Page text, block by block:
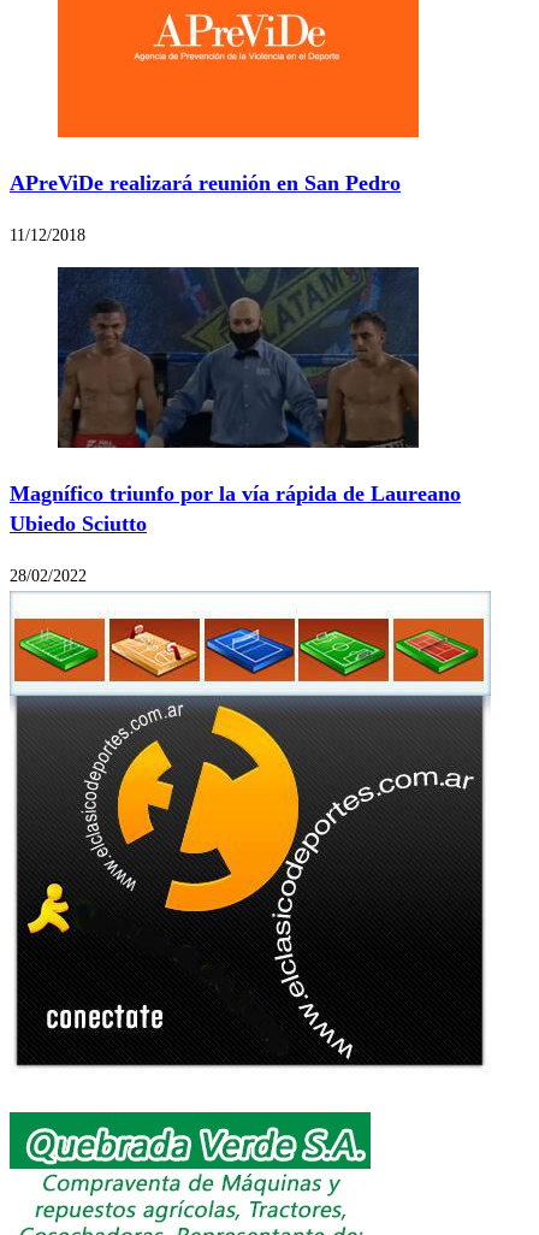
APreViDe realizará reunión en San Pedro
11/12/2018
Magnífico triunfo por la vía rápida de Laureano
Ubiedo Sciutto
28/02/2022